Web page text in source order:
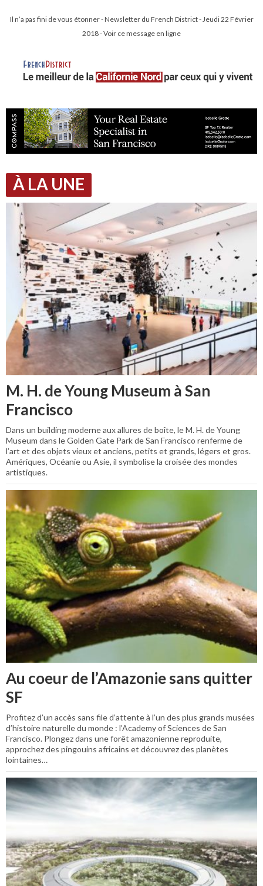
Il n’a pas fini de vous étonner - Newsletter du French District - Jeudi 22 Février
2018 - Voir ce message en ligne
À LA UNE
M. H. de Young Museum à San
Francisco
Dans un building moderne aux allures de boîte, le M. H. de Young
Museum dans le Golden Gate Park de San Francisco renferme de
l’art et des objets vieux et anciens, petits et grands, légers et gros.
Amériques, Océanie ou Asie, il symbolise la croisée des mondes
artistiques.
Au coeur de l’Amazonie sans quitter
SF
Profitez d’un accès sans file d’attente à l’un des plus grands musées
d’histoire naturelle du monde : l’Academy of Sciences de San
Francisco. Plongez dans une forêt amazonienne reproduite,
approchez des pingouins africains et découvrez des planètes
lointaines…